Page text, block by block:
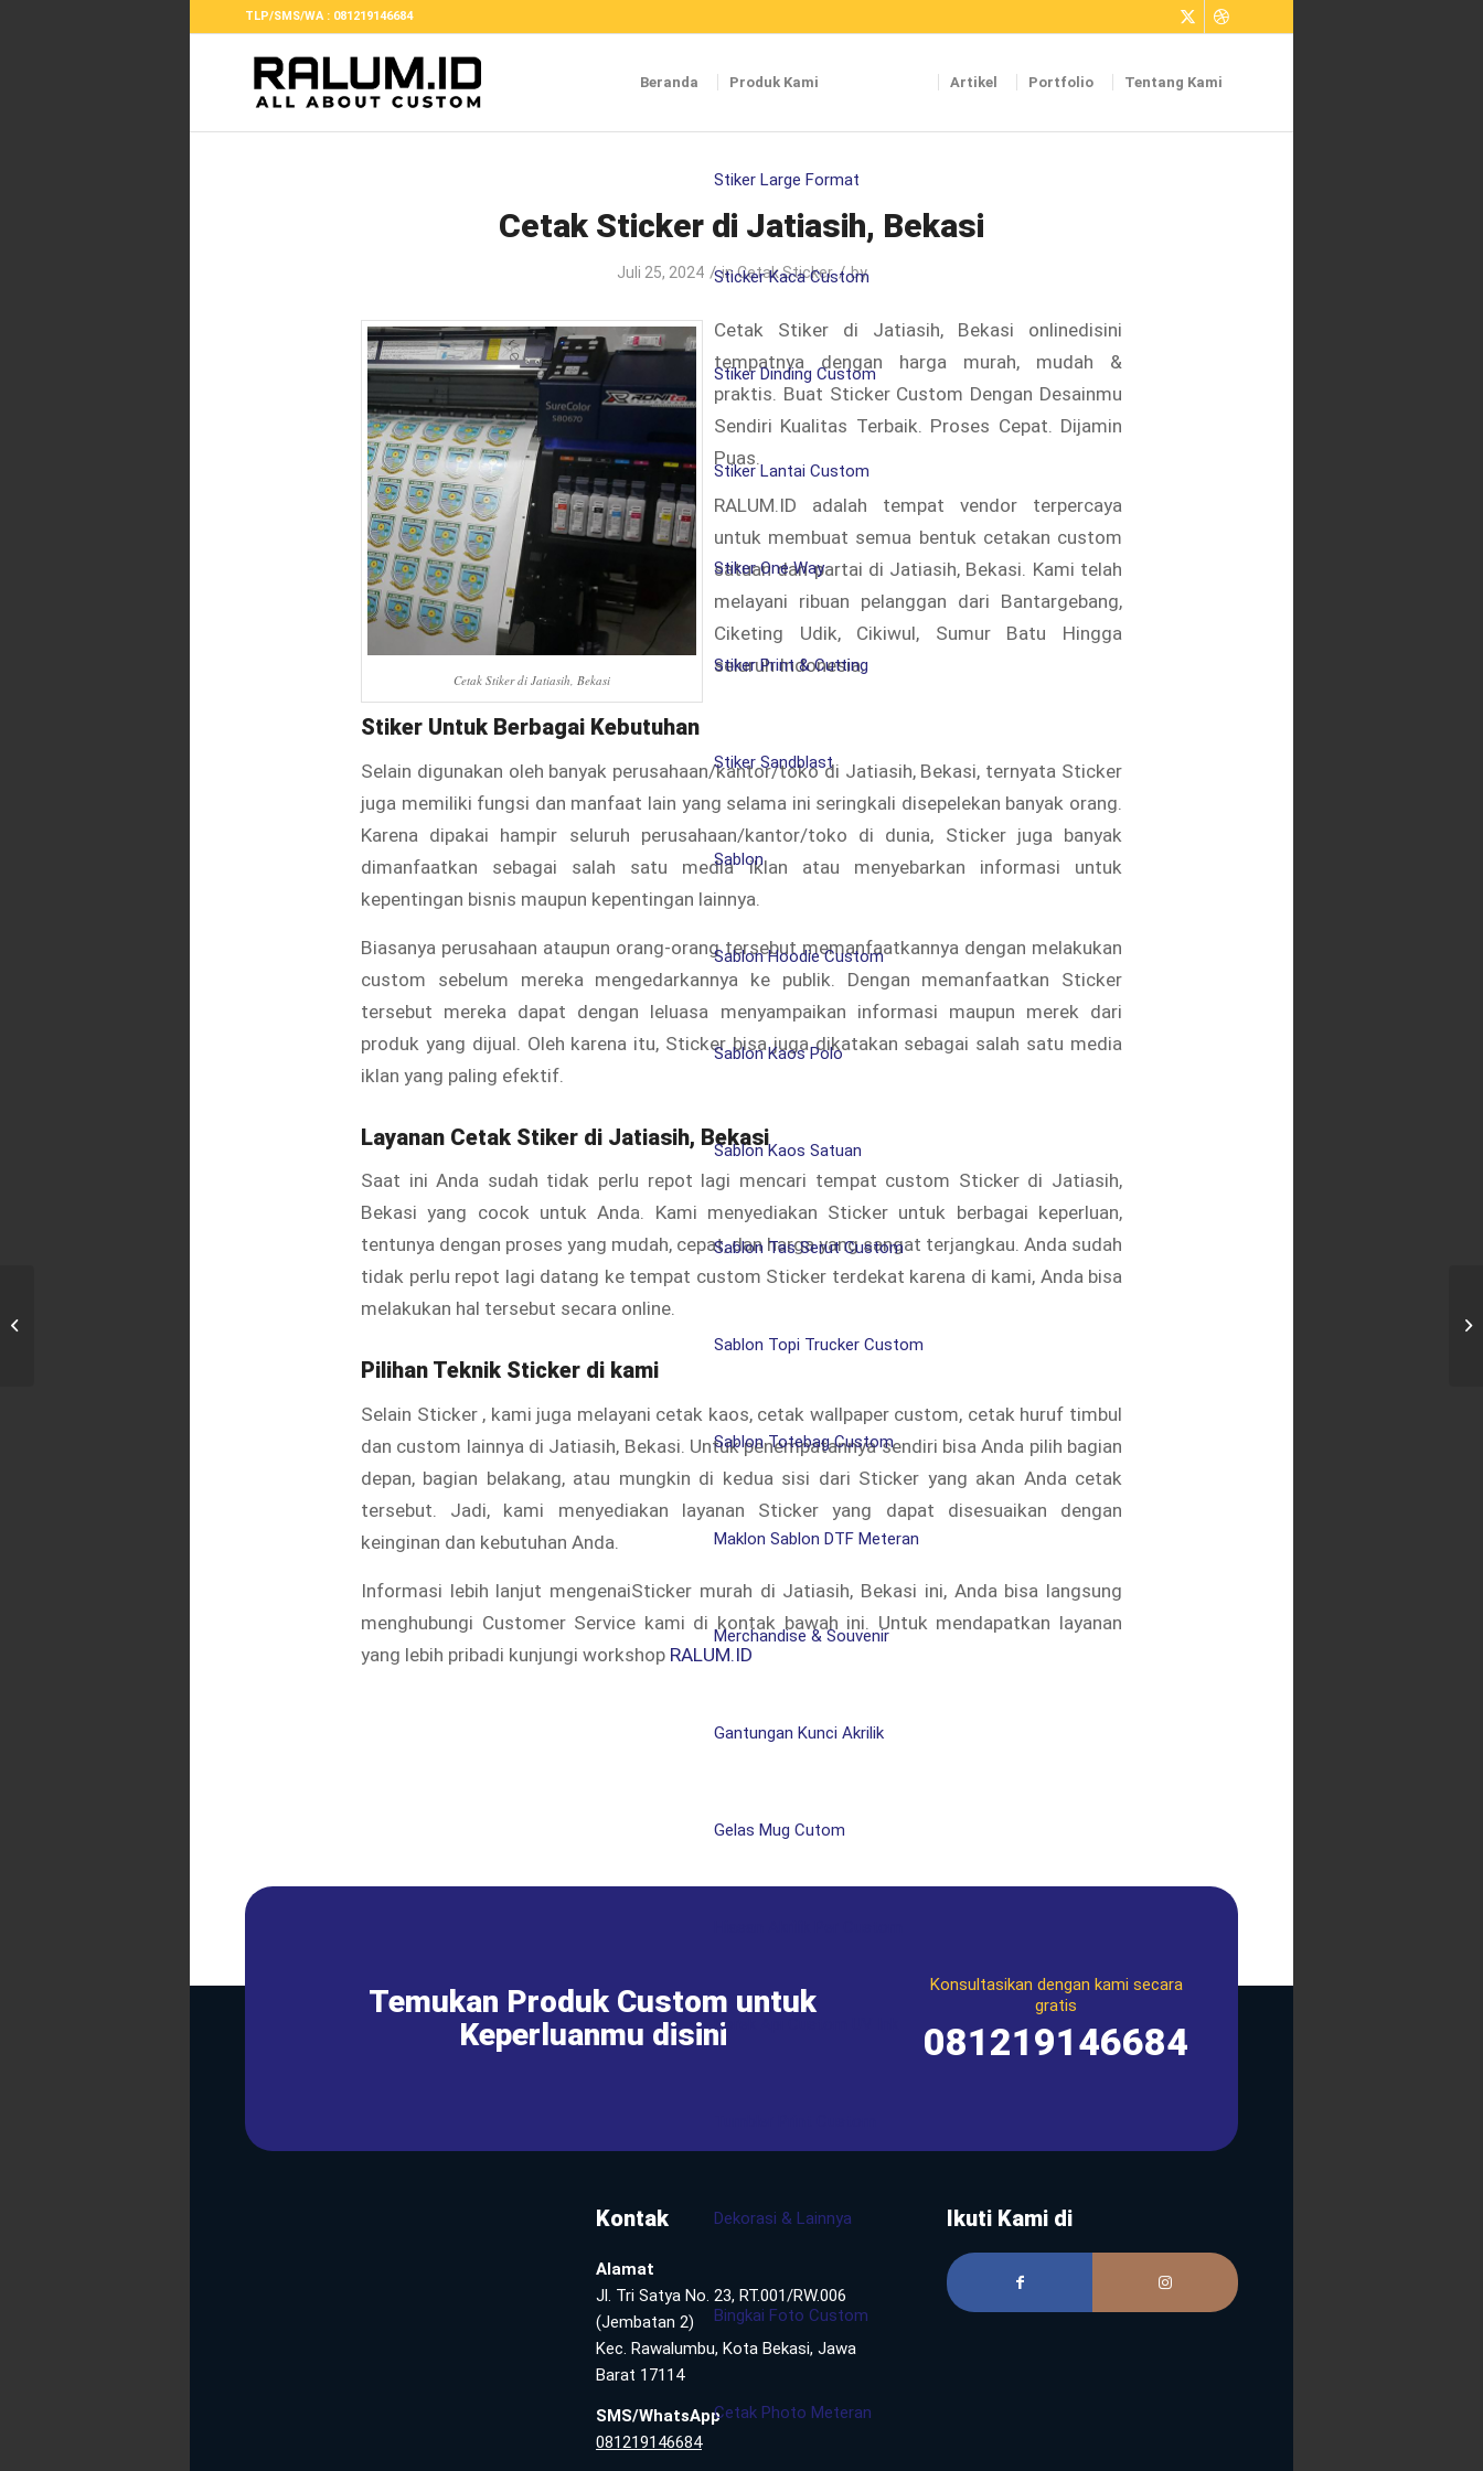
TLP/SMS/WA : 081219146684
Beranda Produk Kami
Stiker Large Format
Sticker Kaca Custom
Stiker Dinding Custom
Stiker Lantai Custom
Stiker One Way
Stiker Print & Cutting
Stiker Sandblast
Sablon
Sablon Hoodie Custom
Sablon Kaos Polo
Sablon Kaos Satuan
Sablon Tas Serut Custom
Sablon Topi Trucker Custom
Sablon Totebag Custom
Maklon Sablon DTF Meteran
Merchandise & Souvenir
Gantungan Kunci Akrilik
Gelas Mug Cutom
Korek Api Custom UV Ink
Dekorasi & Lainnya
Bingkai Foto Custom
Cetak Photo Meteran
Artikel Portfolio Tentang Kami
Cetak Sticker di Jatiasih, Bekasi
Juli 25, 2024 / inCetak Sticker / by
Cetak Stiker di Jatiasih, Bekasi
Cetak Stiker di Jatiasih, Bekasi onlinedisini
tempatnya dengan harga murah, mudah &
praktis. Buat Sticker Custom Dengan Desainmu
Sendiri Kualitas Terbaik. Proses Cepat. Dijamin
Puas.
RALUM.ID adalah tempat vendor terpercaya
untuk membuat semua bentuk cetakan custom
satuan dan partai di Jatiasih, Bekasi. Kami telah
melayani ribuan pelanggan dari Bantargebang,
Ciketing Udik, Cikiwul, Sumur Batu Hingga
seluruh Indonesia.
Stiker Untuk Berbagai Kebutuhan
Selain digunakan oleh banyak perusahaan/kantor/toko di Jatiasih, Bekasi, ternyata Sticker
juga memiliki fungsi dan manfaat lain yang selama ini seringkali disepelekan banyak orang.
Karena dipakai hampir seluruh perusahaan/kantor/toko di dunia, Sticker juga banyak
dimanfaatkan sebagai salah satu media iklan atau menyebarkan informasi untuk
kepentingan bisnis maupun kepentingan lainnya.
Biasanya perusahaan ataupun orang-orang tersebut memanfaatkannya dengan melakukan
custom sebelum mereka mengedarkannya ke publik. Dengan memanfaatkan Sticker
tersebut mereka dapat dengan leluasa menyampaikan informasi maupun merek dari
produk yang dijual. Oleh karena itu, Sticker bisa juga dikatakan sebagai salah satu media
iklan yang paling efektif.
Layanan Cetak Stiker di Jatiasih, Bekasi
Saat ini Anda sudah tidak perlu repot lagi mencari tempat custom Sticker di Jatiasih,
Bekasi yang cocok untuk Anda. Kami menyediakan Sticker untuk berbagai keperluan,
tentunya dengan proses yang mudah, cepat, dan harga yang sangat terjangkau. Anda sudah
tidak perlu repot lagi datang ke tempat custom Sticker terdekat karena di kami, Anda bisa
melakukan hal tersebut secara online.
Pilihan Teknik Sticker di kami
Selain Sticker , kami juga melayani cetak kaos, cetak wallpaper custom, cetak huruf timbul
dan custom lainnya di Jatiasih, Bekasi. Untuk penempatannya sendiri bisa Anda pilih bagian
depan, bagian belakang, atau mungkin di kedua sisi dari Sticker yang akan Anda cetak
tersebut. Jadi, kami menyediakan layanan Sticker yang dapat disesuaikan dengan
keinginan dan kebutuhan Anda.
Informasi lebih lanjut mengenaiSticker murah di Jatiasih, Bekasi ini, Anda bisa langsung
menghubungi Customer Service kami di kontak bawah ini. Untuk mendapatkan layanan
yang lebih pribadi kunjungi workshop RALUM.ID
Temukan Produk Custom untuk
Keperluanmu disini
Konsultasikan dengan kami secara
gratis
081219146684
Kontak
Alamat
Jl. Tri Satya No. 23, RT.001/RW.006
(Jembatan 2)
Kec. Rawalumbu, Kota Bekasi, Jawa
Barat 17114
SMS/WhatsApp
081219146684
Ikuti Kami di